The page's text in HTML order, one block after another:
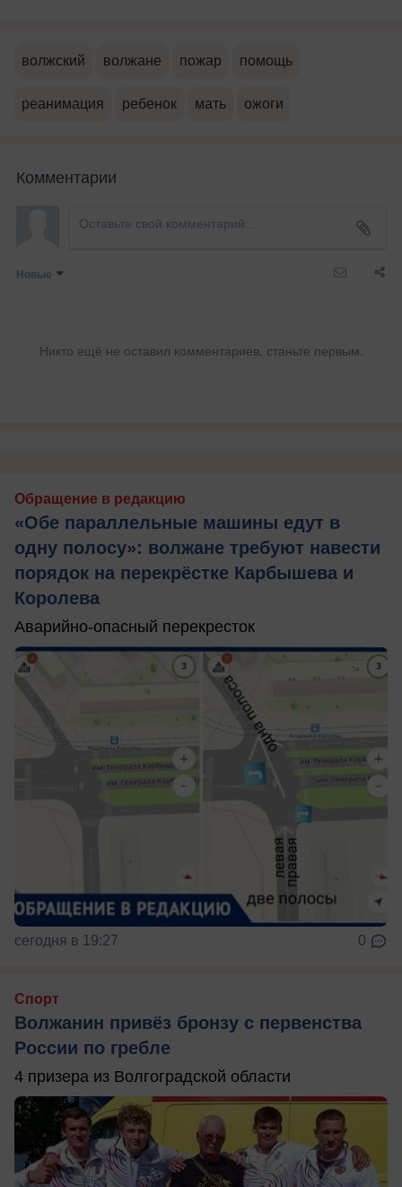
волжский волжане пожар помощь
реанимация ребенок мать ожоги
Комментарии
Новые
Никто ещё не оставил комментариев, станьте первым.
Обращение в редакцию
«Обе параллельные машины едут в
одну полосу»: волжане требуют навести
порядок на перекрёстке Карбышева и
Королева
Аварийно-опасный перекресток
сегодня в 19:27 0
Спорт
Волжанин привёз бронзу с первенства
России по гребле
4 призера из Волгоградской области